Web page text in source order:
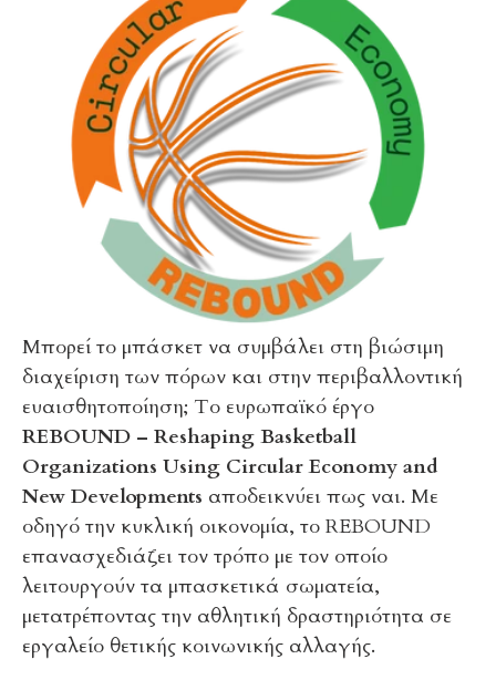
Μπορεί το μπάσκετ να συμβάλει στη βιώσιμη
διαχείριση των πόρων και στην περιβαλλοντική
ευαισθητοποίηση; Το ευρωπαϊκό έργο
REBOUND – Reshaping Basketball
Organizations Using Circular Economy and
New Developments αποδεικνύει πως ναι. Με
οδηγό την κυκλική οικονομία, το REBOUND
επανασχεδιάζει τον τρόπο με τον οποίο
λειτουργούν τα μπασκετικά σωματεία,
μετατρέποντας την αθλητική δραστηριότητα σε
εργαλείο θετικής κοινωνικής αλλαγής.